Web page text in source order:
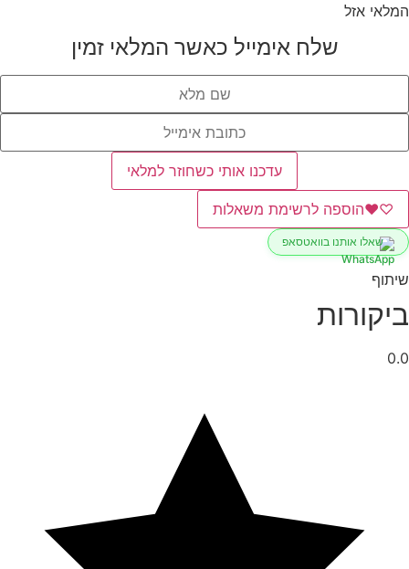
המלאי אזל
שלח אימייל כאשר המלאי זמין
עדכנו אותי כשחוזר למלאי
♡
♥הוספה לרשימת משאלות
שאלו אותנו בוואטסאפ
שיתוף
ביקורות
0.0